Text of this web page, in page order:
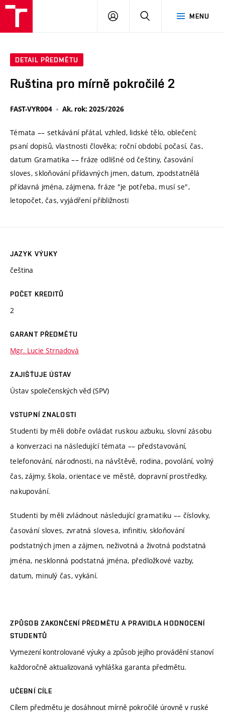
MENU
PŘIHLÁSIT
DETAIL PŘEDMĚTU
Ruština pro mírně pokročilé 2
FAST-VYR004 Ak. rok: 2025/2026
Témata –– setkávání přátal, vzhled, lidské tělo, oblečení;
psaní dopisů, vlastnosti člověka; roční období, počasí, čas,
datum Gramatika –– fráze odlišné od češtiny, časování
sloves, skloňování přídavných jmen, datum, zpodstatnělá
přídavná jména, zájmena, fráze "je potřeba, musí se",
letopočet, čas, vyjádření přibližnosti
JAZYK VÝUKY
čeština
POČET KREDITŮ
2
GARANT PŘEDMĚTU
Mgr. Lucie Strnadová
ZAJIŠŤUJE ÚSTAV
Ústav společenských věd (SPV)
VSTUPNÍ ZNALOSTI
Studenti by měli dobře ovládat ruskou azbuku, slovní zásobu
a konverzaci na následující témata –– představování,
telefonování, národnosti, na návštěvě, rodina, povolání, volný
čas, zájmy, škola, orientace ve městě, dopravní prostředky,
nakupování.
Studenti by měli zvládnout následující gramatiku –– číslovky,
časování sloves, zvratná slovesa, infinitiv, skloňování
podstatných jmen a zájmen, neživotná a životná podstatná
jména, nesklonná podstatná jména, předložkové vazby,
datum, minulý čas, vykání.
ZPŮSOB ZAKONČENÍ PŘEDMĚTU A PRAVIDLA HODNOCENÍ
STUDENTŮ
Vymezení kontrolované výuky a způsob jejího provádění stanoví
každoročně aktualizovaná vyhláška garanta předmětu.
UČEBNÍ CÍLE
Cílem předmětu je dosáhnout mírně pokročilé úrovně v ruské